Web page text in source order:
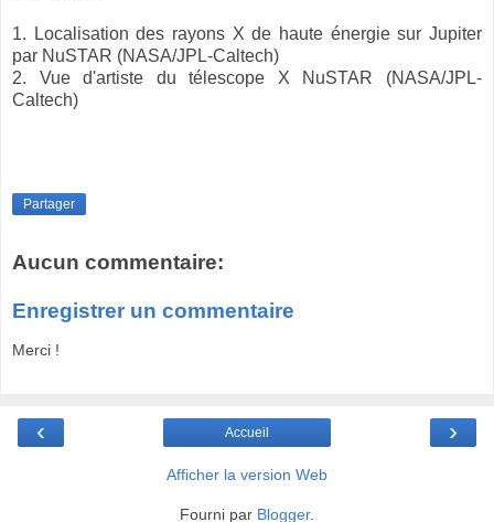
1. Localisation des rayons X de haute énergie sur Jupiter
par NuSTAR (NASA/JPL-Caltech)
2. Vue d'artiste du télescope X NuSTAR (NASA/JPL-
Caltech)
Partager
Aucun commentaire:
Enregistrer un commentaire
Merci !
‹ ›
Accueil
Afficher la version Web
Fourni par Blogger.